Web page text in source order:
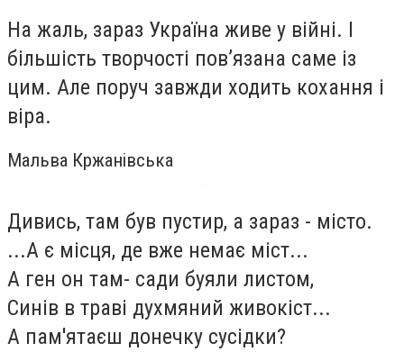
На жаль, зараз Україна живе у війні. І
більшість творчості пов’язана саме із
цим. Але поруч завжди ходить кохання і
віра.
Мальва Кржанівська
Дивись, там був пустир, а зараз - місто.
...А є місця, де вже немає міст...
А ген он там- сади буяли листом,
Синів в траві духмяний живокіст...
А пам'ятаєш донечку сусідки?